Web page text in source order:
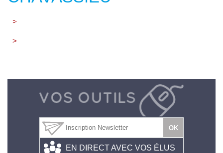
>
>
EN DIRECT AVEC VOS ÉLUS